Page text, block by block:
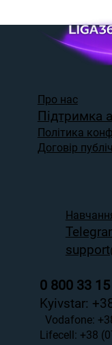
Про нас
Підтримка
Політика
Договір
0 800 33
Kyivstar:
Vodаfone:
Lifecell: +38